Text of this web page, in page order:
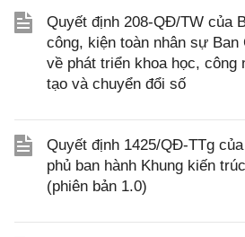
Quyết định 208-QĐ/TW của
công, kiện toàn nhân sự Ban
về phát triển khoa học, công
tạo và chuyển đổi số
Quyết định 1425/QĐ-TTg
phủ ban hành Khung kiến
(phiên bản 1.0)